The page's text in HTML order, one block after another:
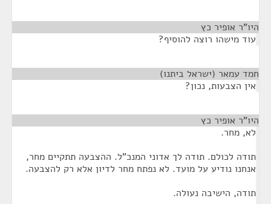
היו"ר אופיר כץ
עוד מישהו רוצה להוסיף?
חמד עמאר (ישראל ביתנו)
אין הצבעות, נכון?
היו"ר אופיר כץ
לא, מחר.
תודה לכולם. תודה לך אדוני המנכ"ל. ההצבעה תתקיים מחר,
אנחנו נודיע על מועד. לא נפתח מחר לדיון אלא רק להצבעה.
תודה, הישיבה נעולה.